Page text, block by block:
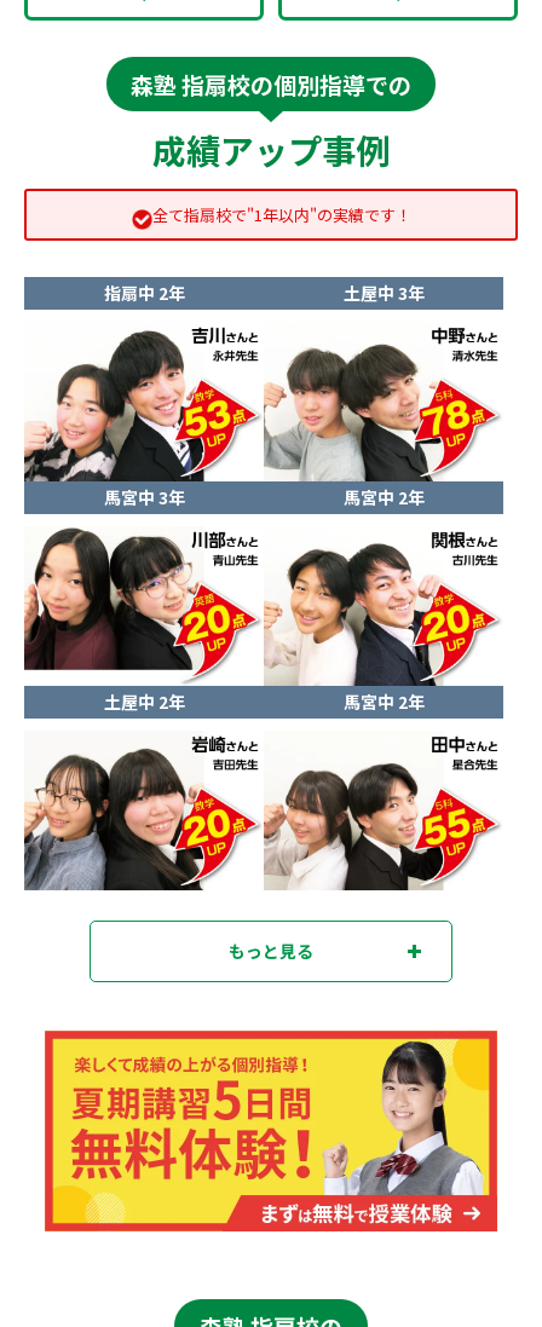
森塾 指扇校の個別指導での
成績アップ事例
全て指扇校で"1年以内"の実績です！
指扇中 2年 土屋中 3年
馬宮中 3年 馬宮中 2年
土屋中 2年 馬宮中 2年
もっと見る